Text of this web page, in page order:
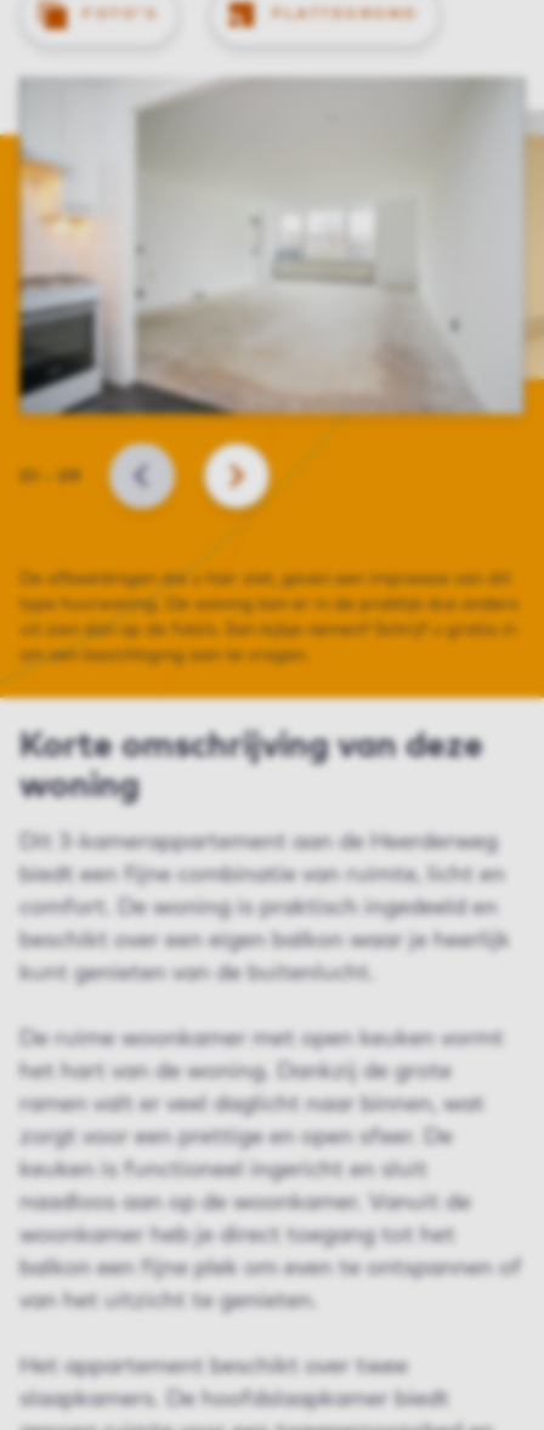
PLATTEGROND
Slide
VORIGE VOLGENDE
De afbeeldingen die u hier ziet, geven een impressie van dit
type huurwoning. De woning kan er in de praktijk dus anders
uit zien dan op de foto’s. Een kijkje nemen? Schrijf u gratis in
om een bezichtiging aan te vragen.
Korte omschrijving van deze
woning
Dit 3-kamerappartement aan de Heerderweg
biedt een fijne combinatie van ruimte, licht en
comfort. De woning is praktisch ingedeeld en
beschikt over een eigen balkon waar je heerlijk
kunt genieten van de buitenlucht.
De ruime woonkamer met open keuken vormt
het hart van de woning. Dankzij de grote
ramen valt er veel daglicht naar binnen, wat
zorgt voor een prettige en open sfeer. De
keuken is functioneel ingericht en sluit
naadloos aan op de woonkamer. Vanuit de
woonkamer heb je direct toegang tot het
balkon een fijne plek om even te ontspannen of
van het uitzicht te genieten.
Het appartement beschikt over twee
slaapkamers. De hoofdslaapkamer biedt